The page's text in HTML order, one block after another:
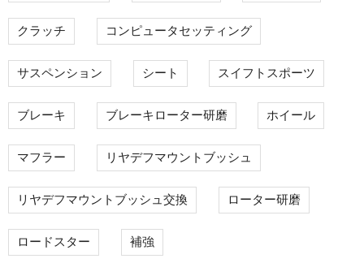
クラッチ コンピュータセッティング
サスペンション シート スイフトスポーツ
ブレーキ ブレーキローター研磨 ホイール
マフラー リヤデフマウントブッシュ
リヤデフマウントブッシュ交換 ローター研磨
ロードスター 補強